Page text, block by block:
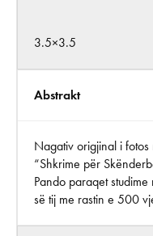
3.5×3.5
Abstrakt
Nagativ origjinal i
“Shkrime për
Pando paraqet
së tij me rastin e 500